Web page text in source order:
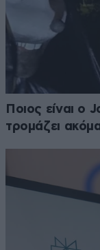
Ποιος είναι ο
τρομάζει